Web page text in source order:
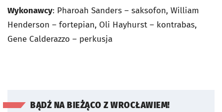
Wykonawcy: Pharoah Sanders – saksofon, William
Henderson – fortepian, Oli Hayhurst – kontrabas,
Gene Calderazzo – perkusja
BĄDŹ NA BIEŻĄCO Z WROCŁAWIEM!